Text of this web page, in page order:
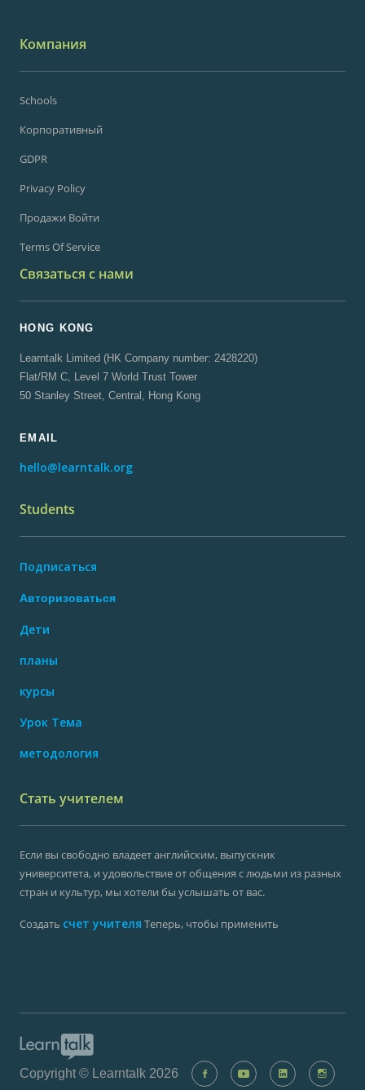
Компания
Schools
Корпоративный
GDPR
Privacy Policy
Продажи Войти
Terms Of Service
Связаться с нами
HONG KONG
Learntalk Limited (HK Company number: 2428220)
Flat/RM C, Level 7 World Trust Tower
50 Stanley Street, Central, Hong Kong
EMAIL
hello@learntalk.org
Students
Подписаться
Авторизоваться
Дети
планы
курсы
Урок Тема
методология
Стать учителем
Если вы свободно владеет английским, выпускник
университета, и удовольствие от общения с людьми из разных
стран и культур, мы хотели бы услышать от вас.
Создать счет учителя Теперь, чтобы применить
Copyright © Learntalk 2026